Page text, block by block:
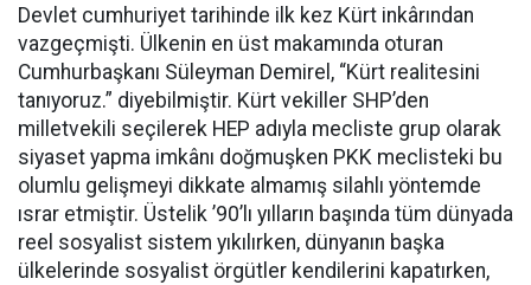
Devlet cumhuriyet tarihinde ilk kez Kürt inkârından
vazgeçmişti. Ülkenin en üst makamında oturan
Cumhurbaşkanı Süleyman Demirel, “Kürt realitesini
tanıyoruz.” diyebilmiştir. Kürt vekiller SHP’den
milletvekili seçilerek HEP adıyla mecliste grup olarak
siyaset yapma imkânı doğmuşken PKK meclisteki bu
olumlu gelişmeyi dikkate almamış silahlı yöntemde
ısrar etmiştir. Üstelik ’90’lı yılların başında tüm dünyada
reel sosyalist sistem yıkılırken, dünyanın başka
ülkelerinde sosyalist örgütler kendilerini kapatırken,